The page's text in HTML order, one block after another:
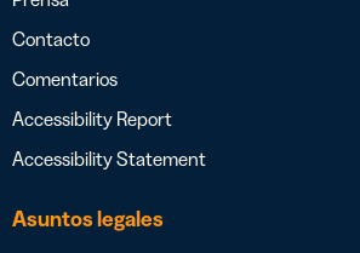
Contacto
Comentarios
Accessibility Report
Accessibility Statement
Asuntos legales